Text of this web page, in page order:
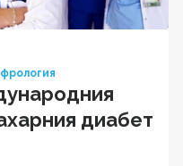
диабет